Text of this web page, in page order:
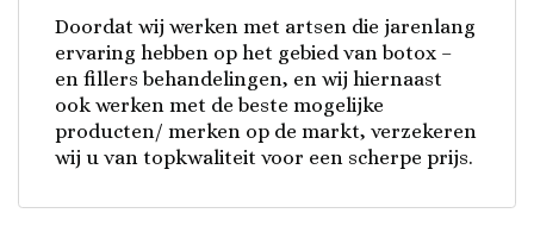
Doordat wij werken met artsen die jarenlang
ervaring hebben op het gebied van botox –
en fillers behandelingen, en wij hiernaast
ook werken met de beste mogelijke
producten/ merken op de markt, verzekeren
wij u van topkwaliteit voor een scherpe prijs.